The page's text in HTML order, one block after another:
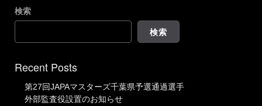
検索
検索
Recent Posts
第27回JAPAマスターズ千葉県予選通過選手
外部監査役設置のお知らせ